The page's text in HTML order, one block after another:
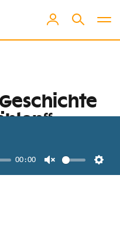
00:00
Unmute
in Lienz.